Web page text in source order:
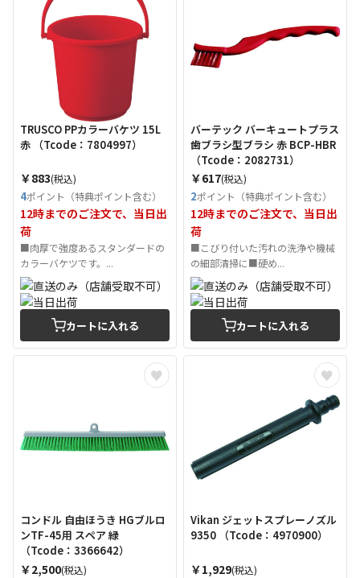
TRUSCO PPカラーバケツ 15L
赤 （Tcode：7804997）
￥883(税込)
4ポイント（特典ポイント含む）
12時までのご注文で、当日出
荷
■肉厚で強度あるスタンダードの
カラーバケツです。...
カートに入れる
バーテック バーキュートプラス
歯ブラシ型ブラシ 赤 BCP-HBR
（Tcode：2082731）
￥617(税込)
2ポイント（特典ポイント含む）
12時までのご注文で、当日出
荷
■こびり付いた汚れの洗浄や機械
の細部清掃に■硬め...
カートに入れる
コンドル 自由ほうき HGブルロ
ンTF-45用 スペア 緑
（Tcode：3366642）
￥2,500(税込)
Vikan ジェットスプレーノズル
9350 （Tcode：4970900）
￥1,929(税込)